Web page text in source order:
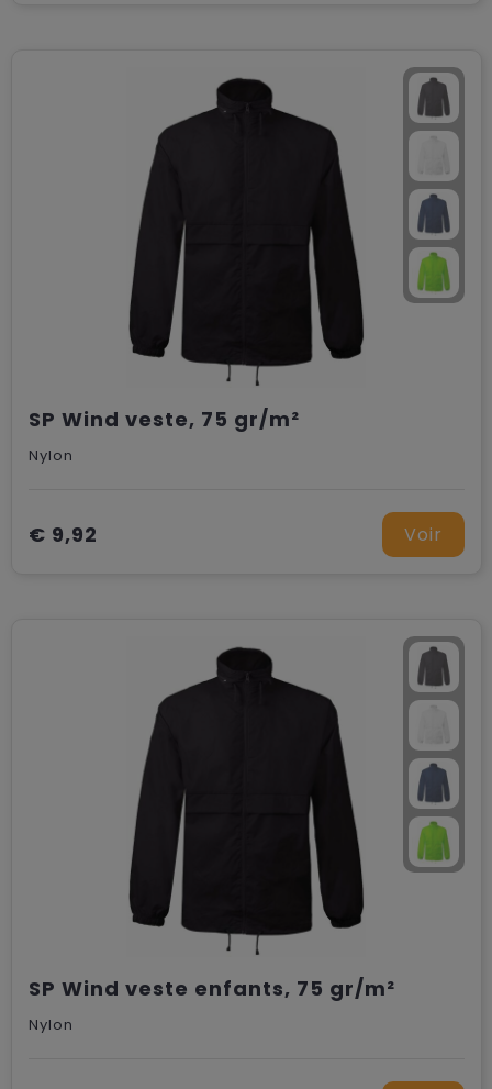
SP Wind veste, 75 gr/m²
Nylon
€ 9,92 Voir
SP Wind veste enfants, 75 gr/m²
Nylon